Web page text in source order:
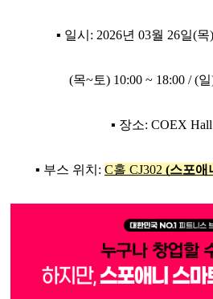
▪ 일시: 2026년 03월 26일(
(목~토) 10:00 ~ 18:00 / (
▪ 장소: COEX
▪ 부스 위치: C홀 CJ302 (스포애